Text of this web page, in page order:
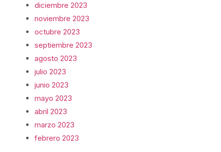
diciembre 2023
noviembre 2023
octubre 2023
septiembre 2023
agosto 2023
julio 2023
junio 2023
mayo 2023
abril 2023
marzo 2023
febrero 2023